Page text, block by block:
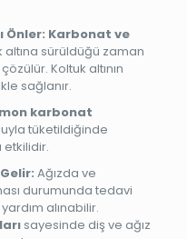
Önler: Karbonat ve
sürüldüğü zaman
Koltuk altının
sağlanır.
karbonat
tüketildiğinde
etkilidir.
Ağızda ve
durumunda tedavi
alınabilir.
sayesinde diş ve ağız